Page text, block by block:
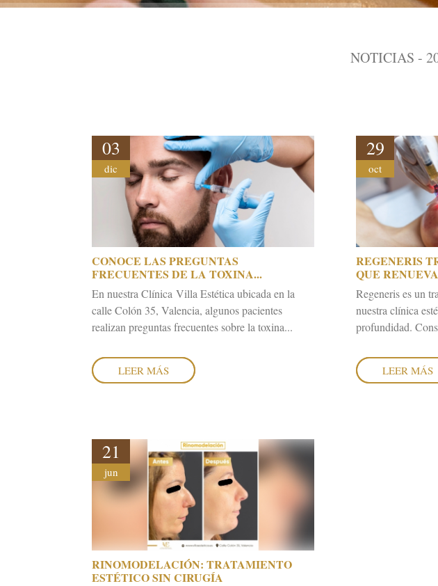
NOTICIAS -
03
dic
CONOCE LAS PREGUNTAS
FRECUENTES DE LA TOXINA...
En nuestra Clínica Villa Estética ubicada en la
calle Colón 35, Valencia, algunos pacientes
realizan preguntas frecuentes sobre la toxina...
LEER MÁS
29
oct
REGENERIS
QUE
Regeneris es un
nuestra clínica
profundidad.
LEER MÁS
21
jun
RINOMODELACIÓN: TRATAMIENTO
ESTÉTICO SIN CIRUGÍA